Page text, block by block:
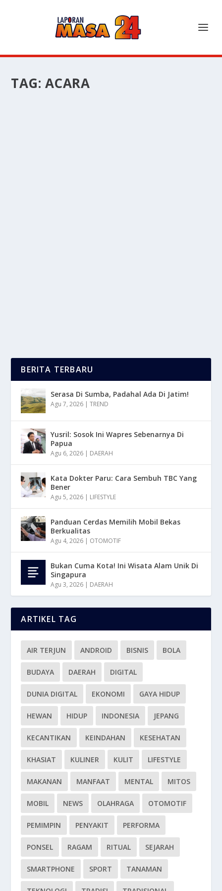
TAG: ACARA
BERITA TERBARU
Serasa Di Sumba, Padahal Ada Di Jatim!
Agu 7, 2026 |TREND
Yusril: Sosok Ini Wapres Sebenarnya Di
Papua
Agu 6, 2026 | DAERAH
Kata Dokter Paru: Cara Sembuh TBC Yang
Bener
Agu 5, 2026 | LIFESTYLE
Panduan Cerdas Memilih Mobil Bekas
Berkualitas
Agu 4, 2026 | OTOMOTIF
Bukan Cuma Kota! Ini Wisata Alam Unik Di
Singapura
Agu 3, 2026 | DAERAH
ARTIKEL TAG
AIR TERJUN ANDROID BISNIS BOLA
BUDAYA DAERAH DIGITAL
DUNIA DIGITAL EKONOMI GAYA HIDUP
HEWAN HIDUP INDONESIA JEPANG
KECANTIKAN KEINDAHAN KESEHATAN
KHASIAT KULINER KULIT LIFESTYLE
MAKANAN MANFAAT MENTAL MITOS
MOBIL NEWS OLAHRAGA OTOMOTIF
PEMIMPIN PENYAKIT PERFORMA
PONSEL RAGAM RITUAL SEJARAH
SMARTPHONE SPORT TANAMAN